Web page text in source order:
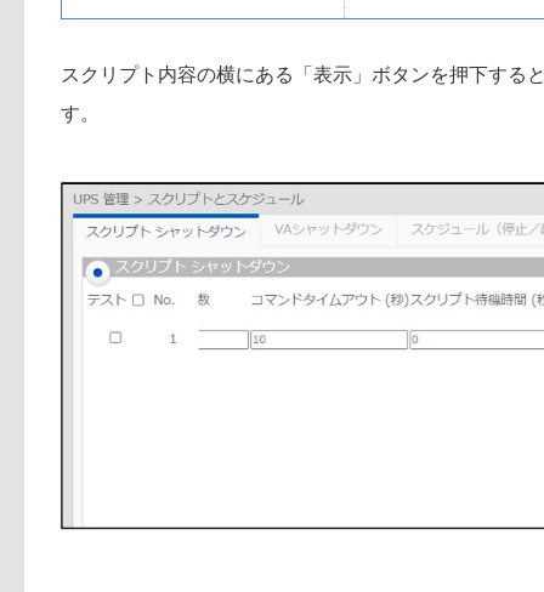
スクリプト内容の横にある「表示」ボタンを押下する
す。